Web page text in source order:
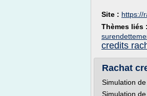
Site : https://
Thèmes liés :
credits
Rachat
Simulation
Simulation